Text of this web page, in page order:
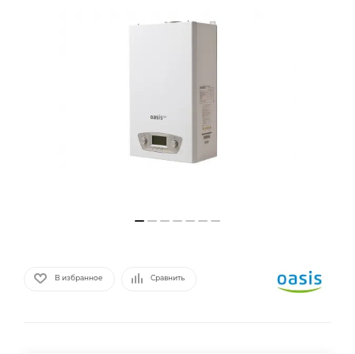
В избранное Сравнить